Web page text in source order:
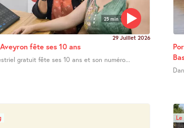
25 min
29 Juillet 2026
fête ses 10 ans
gratuit fête ses 10 ans et son numéro...
Le